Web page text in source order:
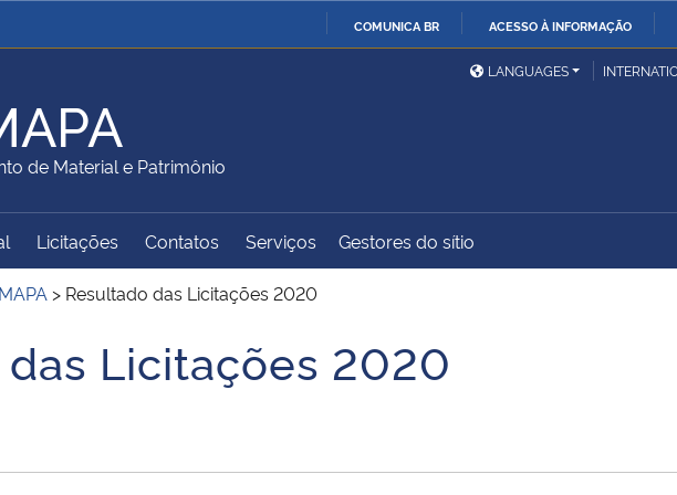
COMUNICA BR ACESSO À INFORMAÇÃO
Ministério da Justiça e
Ministério da Defesa
Ministério das Relações
Exteriores
Ministério da Educação
Ministério do Turismo
Ministério do
Desenvolvimento Regional
Controladoria-Geral da
Gabinete de Segurança
Advocacia-Geral da União Banco Central do Brasil
LANGUAGES
de Material e Patrimônio
Sítio
Licitações Contatos Serviços Gestores do sítio
> Resultado das Licitações 2020
Licitações 2020